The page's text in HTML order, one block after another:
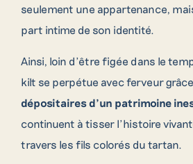
seulement une appartenance,
part intime de son identité.
Ainsi, loin d’être figée dans le
kilt se perpétue avec ferveur
dépositaires d’un patrimoine
continuent à tisser l’histoire
travers les fils colorés du tartan.